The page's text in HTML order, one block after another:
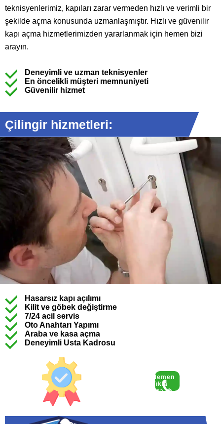
teknisyenlerimiz, kapıları zarar vermeden hızlı ve verimli bir
şekilde açma konusunda uzmanlaşmıştır. Hızlı ve güvenilir
kapı açma hizmetlerimizden yararlanmak için hemen bizi
arayın.
Deneyimli ve uzman teknisyenler
En öncelikli müşteri memnuniyeti
Güvenilir hizmet
Çilingir hizmetleri:
Hasarsız kapı açılımı
Kilit ve göbek değiştirme
7/24 acil servis
Oto Anahtarı Yapımı
Araba ve kasa açma
Deneyimli Usta Kadrosu